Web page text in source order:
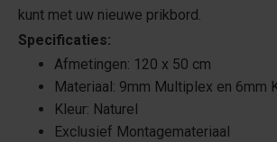
kunt met uw nieuwe prikbord.
Specificaties:
Afmetingen: 120 x 50 cm
Materiaal: 9mm Multiplex en 6mm
Kleur: Naturel
Exclusief Montagemateriaal